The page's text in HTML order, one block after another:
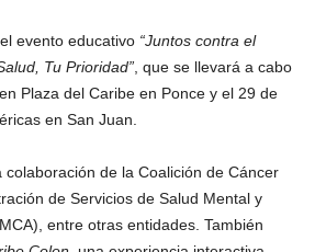
evento educativo “Juntos contra el
Tu Prioridad” , que se llevará a cabo
Plaza del Caribe en Ponce y el 29 de
en San Juan.
colaboración de la Coalición de Cáncer
de Servicios de Salud Mental y
entre otras entidades. También